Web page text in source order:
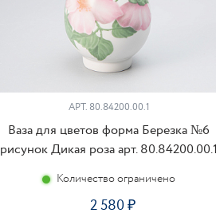
АРТ. 80.84200.00.1
Ваза для цветов форма Березка №6
рисунок Дикая роза арт. 80.84200.00.1
Количество ограничено
2 580